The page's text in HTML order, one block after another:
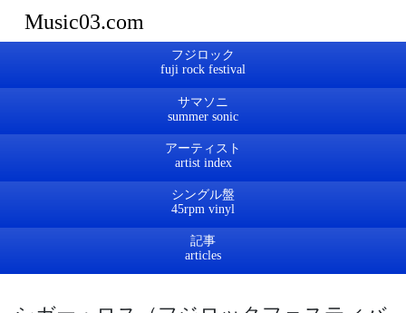
Music03.com
フジロック
サマソニ
アーティスト
シングル盤
記事